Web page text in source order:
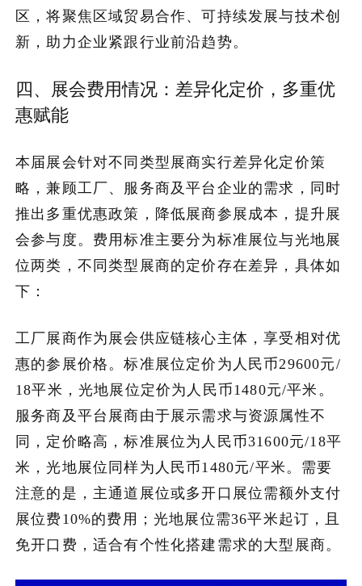
区，将聚焦区域贸易合作、可持续发展与技术创
新，助力企业紧跟行业前沿趋势。
四、展会费用情况：差异化定价，多重优
惠赋能
本届展会针对不同类型展商实行差异化定价策
略，兼顾工厂、服务商及平台企业的需求，同时
推出多重优惠政策，降低展商参展成本，提升展
会参与度。费用标准主要分为标准展位与光地展
位两类，不同类型展商的定价存在差异，具体如
下：
工厂展商作为展会供应链核心主体，享受相对优
惠的参展价格。标准展位定价为人民币29600元/
18平米，光地展位定价为人民币1480元/平米。
服务商及平台展商由于展示需求与资源属性不
同，定价略高，标准展位为人民币31600元/18平
米，光地展位同样为人民币1480元/平米。需要
注意的是，主通道展位或多开口展位需额外支付
展位费10%的费用；光地展位需36平米起订，且
免开口费，适合有个性化搭建需求的大型展商。